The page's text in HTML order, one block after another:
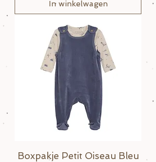
In winkelwagen
Boxpakje Petit Oiseau Bleu